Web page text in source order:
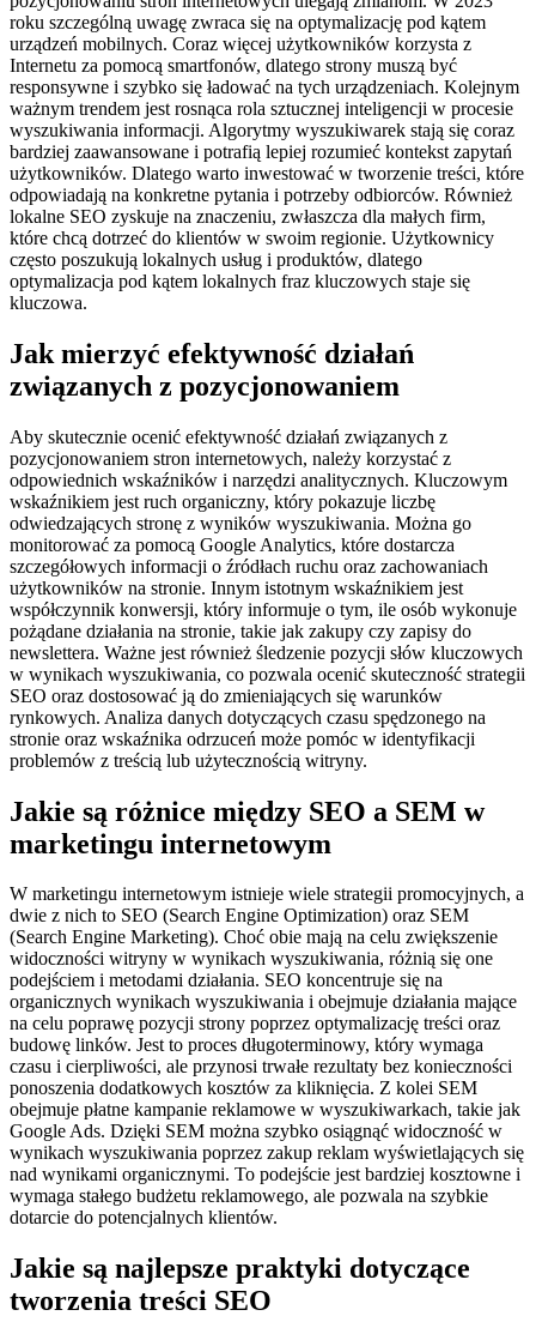
roku szczególną uwagę zwraca się na optymalizację pod kątem
urządzeń mobilnych. Coraz więcej użytkowników korzysta z
Internetu za pomocą smartfonów, dlatego strony muszą być
responsywne i szybko się ładować na tych urządzeniach. Kolejnym
ważnym trendem jest rosnąca rola sztucznej inteligencji w procesie
wyszukiwania informacji. Algorytmy wyszukiwarek stają się coraz
bardziej zaawansowane i potrafią lepiej rozumieć kontekst zapytań
użytkowników. Dlatego warto inwestować w tworzenie treści, które
odpowiadają na konkretne pytania i potrzeby odbiorców. Również
lokalne SEO zyskuje na znaczeniu, zwłaszcza dla małych firm,
które chcą dotrzeć do klientów w swoim regionie. Użytkownicy
często poszukują lokalnych usług i produktów, dlatego
optymalizacja pod kątem lokalnych fraz kluczowych staje się
kluczowa.
Jak mierzyć efektywność działań
związanych z pozycjonowaniem
Aby skutecznie ocenić efektywność działań związanych z
pozycjonowaniem stron internetowych, należy korzystać z
odpowiednich wskaźników i narzędzi analitycznych. Kluczowym
wskaźnikiem jest ruch organiczny, który pokazuje liczbę
odwiedzających stronę z wyników wyszukiwania. Można go
monitorować za pomocą Google Analytics, które dostarcza
szczegółowych informacji o źródłach ruchu oraz zachowaniach
użytkowników na stronie. Innym istotnym wskaźnikiem jest
współczynnik konwersji, który informuje o tym, ile osób wykonuje
pożądane działania na stronie, takie jak zakupy czy zapisy do
newslettera. Ważne jest również śledzenie pozycji słów kluczowych
w wynikach wyszukiwania, co pozwala ocenić skuteczność strategii
SEO oraz dostosować ją do zmieniających się warunków
rynkowych. Analiza danych dotyczących czasu spędzonego na
stronie oraz wskaźnika odrzuceń może pomóc w identyfikacji
problemów z treścią lub użytecznością witryny.
Jakie są różnice między SEO a SEM w
marketingu internetowym
W marketingu internetowym istnieje wiele strategii promocyjnych, a
dwie z nich to SEO (Search Engine Optimization) oraz SEM
(Search Engine Marketing). Choć obie mają na celu zwiększenie
widoczności witryny w wynikach wyszukiwania, różnią się one
podejściem i metodami działania. SEO koncentruje się na
organicznych wynikach wyszukiwania i obejmuje działania mające
na celu poprawę pozycji strony poprzez optymalizację treści oraz
budowę linków. Jest to proces długoterminowy, który wymaga
czasu i cierpliwości, ale przynosi trwałe rezultaty bez konieczności
ponoszenia dodatkowych kosztów za kliknięcia. Z kolei SEM
obejmuje płatne kampanie reklamowe w wyszukiwarkach, takie jak
Google Ads. Dzięki SEM można szybko osiągnąć widoczność w
wynikach wyszukiwania poprzez zakup reklam wyświetlających się
nad wynikami organicznymi. To podejście jest bardziej kosztowne i
wymaga stałego budżetu reklamowego, ale pozwala na szybkie
dotarcie do potencjalnych klientów.
Jakie są najlepsze praktyki dotyczące
tworzenia treści SEO